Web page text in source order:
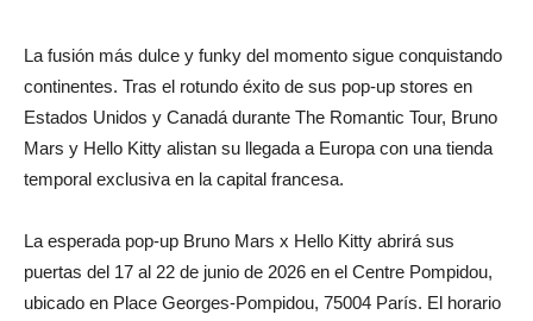
La fusión más dulce y funky del momento sigue conquistando
continentes. Tras el rotundo éxito de sus pop-up stores en
Estados Unidos y Canadá durante The Romantic Tour, Bruno
Mars y Hello Kitty alistan su llegada a Europa con una tienda
temporal exclusiva en la capital francesa.
La esperada pop-up Bruno Mars x Hello Kitty abrirá sus
puertas del 17 al 22 de junio de 2026 en el Centre Pompidou,
ubicado en Place Georges-Pompidou, 75004 París. El horario